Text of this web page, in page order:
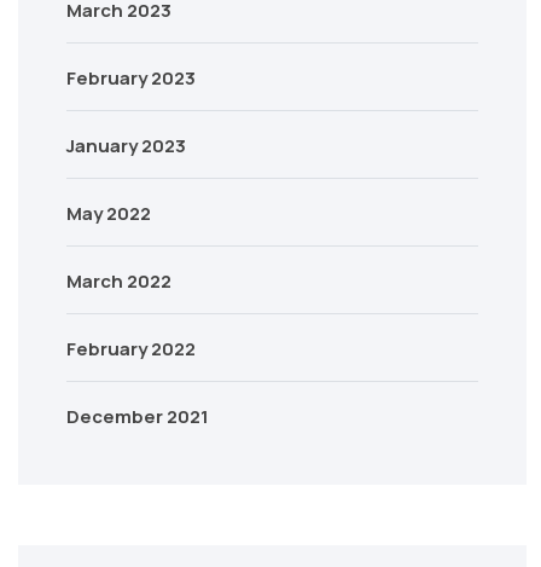
March 2023
February 2023
January 2023
May 2022
March 2022
February 2022
December 2021